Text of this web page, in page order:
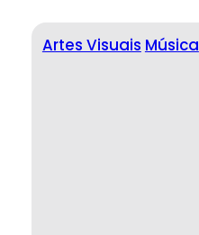
Artes Visuais Música